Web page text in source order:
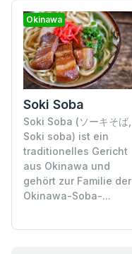
Okinawa
Soki Soba
Soki Soba (ソーキそば,
Soki soba) ist ein
traditionelles Gericht
aus Okinawa und
gehört zur Familie der
Okinawa-Soba-...